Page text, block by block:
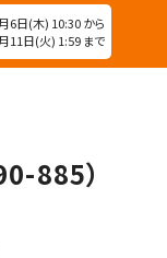
6日(木) 10:30 から
11日(火) 1:59 まで
885）